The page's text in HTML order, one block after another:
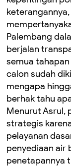
Palembang
berjalan
semua
calon sudah
mengapa
berhak tahu
Menurut Asrul,
strategis
pelayanan
penyediaan air
penetapannya